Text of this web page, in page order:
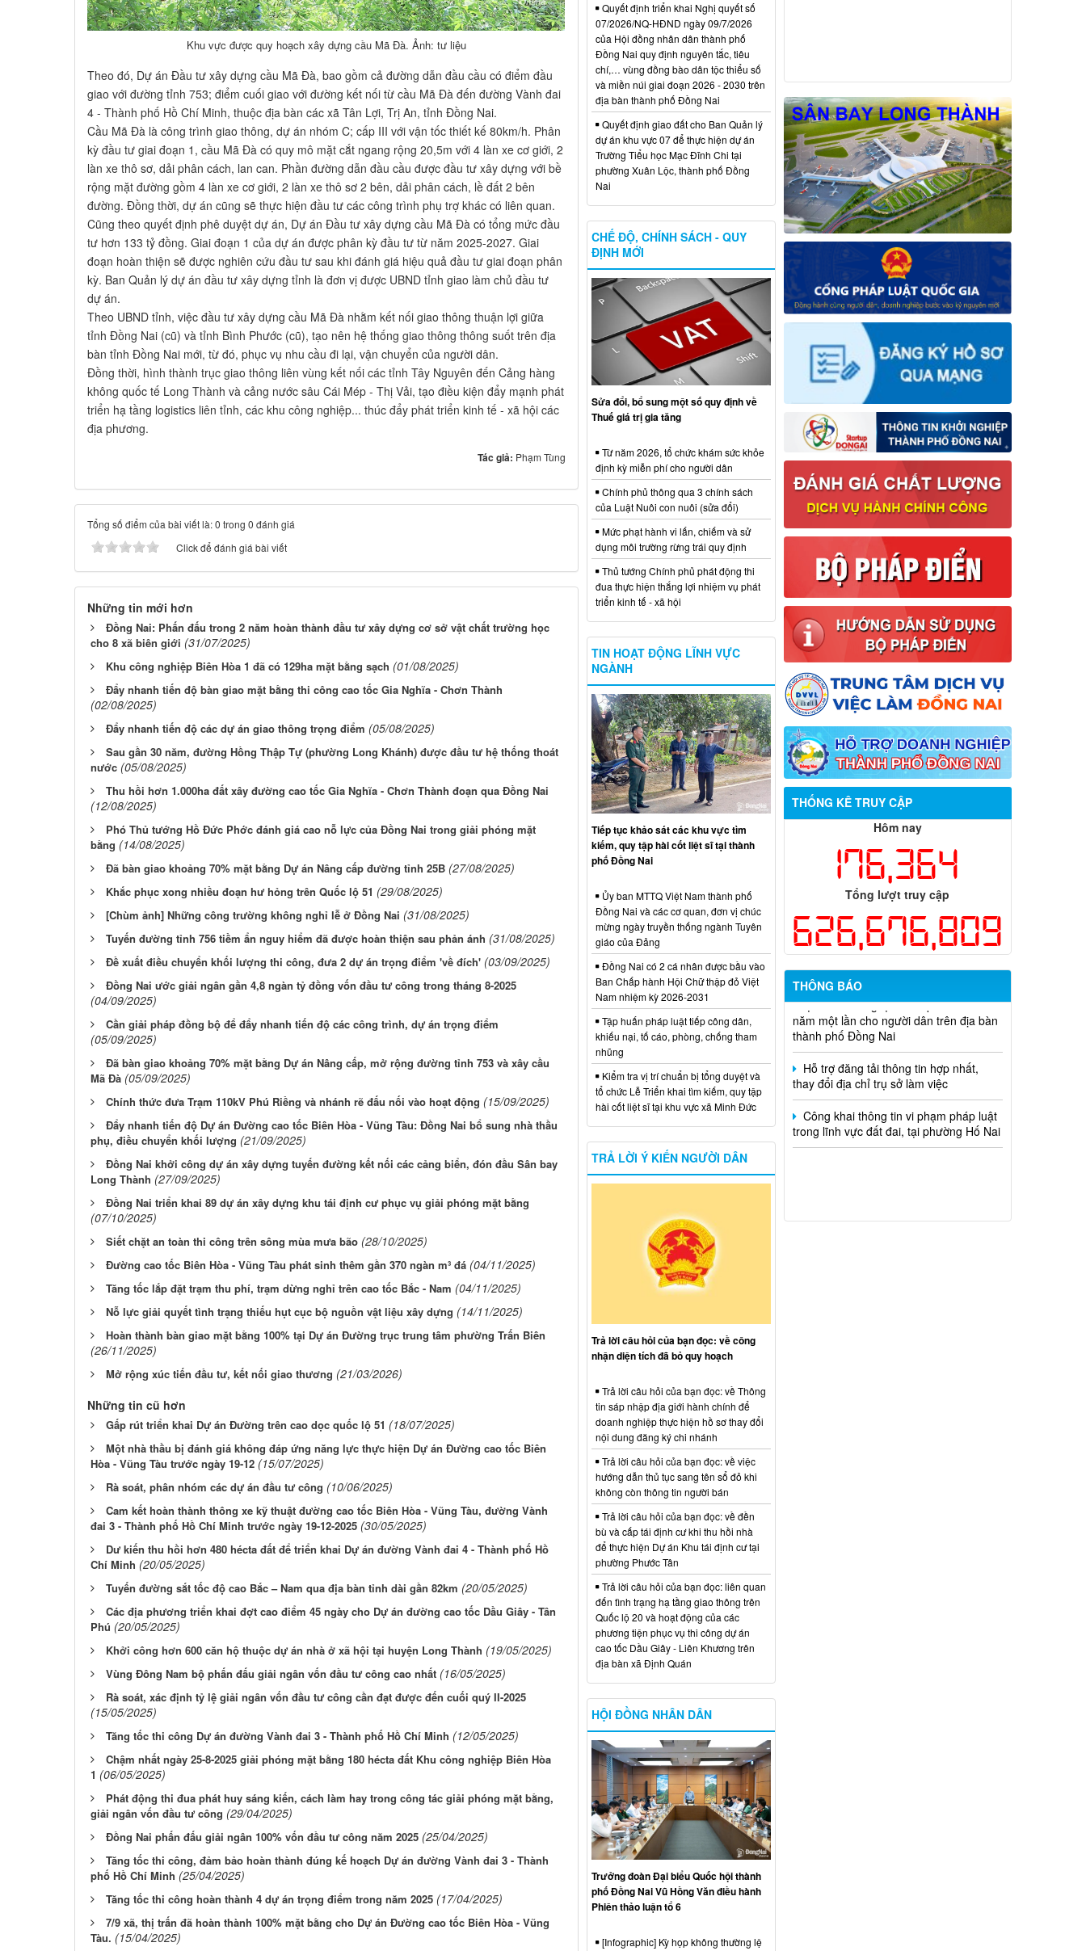
Khu vực được quy hoạch xây dựng cầu Mã Đà. Ảnh: tư liệu
Theo đó, Dự án Đầu tư xây dựng cầu Mã Đà, bao gồm cả đường dẫn đầu cầu có điểm đầu
giao với đường tỉnh 753; điểm cuối giao với đường kết nối từ cầu Mã Đà đến đường Vành đai
4 - Thành phố Hồ Chí Minh, thuộc địa bàn các xã Tân Lợi, Trị An, tỉnh Đồng Nai.
Cầu Mã Đà là công trình giao thông, dự án nhóm C; cấp III với vận tốc thiết kế 80km/h. Phân
kỳ đầu tư giai đoạn 1, cầu Mã Đà có quy mô mặt cắt ngang rộng 20,5m với 4 làn xe cơ giới, 2
làn xe thô sơ, dải phân cách, lan can. Phần đường dẫn đầu cầu được đầu tư xây dựng với bề
rộng mặt đường gồm 4 làn xe cơ giới, 2 làn xe thô sơ 2 bên, dải phân cách, lề đất 2 bên
đường. Đồng thời, dự án cũng sẽ thực hiện đầu tư các công trình phụ trợ khác có liên quan.
Cũng theo quyết định phê duyệt dự án, Dự án Đầu tư xây dựng cầu Mã Đà có tổng mức đầu
tư hơn 133 tỷ đồng. Giai đoạn 1 của dự án được phân kỳ đầu tư từ năm 2025-2027. Giai
đoạn hoàn thiện sẽ được nghiên cứu đầu tư sau khi đánh giá hiệu quả đầu tư giai đoạn phân
kỳ. Ban Quản lý dự án đầu tư xây dựng tỉnh là đơn vị được UBND tỉnh giao làm chủ đầu tư
dự án.
Theo UBND tỉnh, việc đầu tư xây dựng cầu Mã Đà nhằm kết nối giao thông thuận lợi giữa
tỉnh Đồng Nai (cũ) và tỉnh Bình Phước (cũ), tạo nên hệ thống giao thông thông suốt trên địa
bàn tỉnh Đồng Nai mới, từ đó, phục vụ nhu cầu đi lại, vận chuyển của người dân.
Đồng thời, hình thành trục giao thông liên vùng kết nối các tỉnh Tây Nguyên đến Cảng hàng
không quốc tế Long Thành và cảng nước sâu Cái Mép - Thị Vải, tạo điều kiện đẩy mạnh phát
triển hạ tầng logistics liên tỉnh, các khu công nghiệp... thúc đẩy phát triển kinh tế - xã hội các
địa phương.
Tác giả: Phạm Tùng
Tổng số điểm của bài viết là: 0 trong 0 đánh giá
Click để đánh giá bài viết
Những tin mới hơn
Đồng Nai: Phấn đấu trong 2 năm hoàn thành đầu tư xây dựng cơ sở vật chất trường học
cho 8 xã biên giới (31/07/2025)
Khu công nghiệp Biên Hòa 1 đã có 129ha mặt bằng sạch (01/08/2025)
Đẩy nhanh tiến độ bàn giao mặt bằng thi công cao tốc Gia Nghĩa - Chơn Thành
(02/08/2025)
Đẩy nhanh tiến độ các dự án giao thông trọng điểm (05/08/2025)
Sau gần 30 năm, đường Hồng Thập Tự (phường Long Khánh) được đầu tư hệ thống thoát
nước (05/08/2025)
Thu hồi hơn 1.000ha đất xây đường cao tốc Gia Nghĩa - Chơn Thành đoạn qua Đồng Nai
(12/08/2025)
Phó Thủ tướng Hồ Đức Phớc đánh giá cao nỗ lực của Đồng Nai trong giải phóng mặt
bằng (14/08/2025)
Đã bàn giao khoảng 70% mặt bằng Dự án Nâng cấp đường tỉnh 25B (27/08/2025)
Khắc phục xong nhiều đoạn hư hỏng trên Quốc lộ 51 (29/08/2025)
[Chùm ảnh] Những công trường không nghỉ lễ ở Đồng Nai (31/08/2025)
Tuyến đường tỉnh 756 tiềm ẩn nguy hiểm đã được hoàn thiện sau phản ánh (31/08/2025)
Đề xuất điều chuyển khối lượng thi công, đưa 2 dự án trọng điểm 'về đích' (03/09/2025)
Đồng Nai ước giải ngân gần 4,8 ngàn tỷ đồng vốn đầu tư công trong tháng 8-2025
(04/09/2025)
Cần giải pháp đồng bộ để đẩy nhanh tiến độ các công trình, dự án trọng điểm
(05/09/2025)
Đã bàn giao khoảng 70% mặt bằng Dự án Nâng cấp, mở rộng đường tỉnh 753 và xây cầu
Mã Đà (05/09/2025)
Chính thức đưa Trạm 110kV Phú Riềng và nhánh rẽ đấu nối vào hoạt động (15/09/2025)
Đẩy nhanh tiến độ Dự án Đường cao tốc Biên Hòa - Vũng Tàu: Đồng Nai bổ sung nhà thầu
phụ, điều chuyển khối lượng (21/09/2025)
Đồng Nai khởi công dự án xây dựng tuyến đường kết nối các cảng biển, đón đầu Sân bay
Long Thành (27/09/2025)
Đồng Nai triển khai 89 dự án xây dựng khu tái định cư phục vụ giải phóng mặt bằng
(07/10/2025)
Siết chặt an toàn thi công trên sông mùa mưa bão (28/10/2025)
Đường cao tốc Biên Hòa - Vũng Tàu phát sinh thêm gần 370 ngàn m³ đá (04/11/2025)
Tăng tốc lắp đặt trạm thu phí, trạm dừng nghỉ trên cao tốc Bắc - Nam (04/11/2025)
Nỗ lực giải quyết tình trạng thiếu hụt cục bộ nguồn vật liệu xây dựng (14/11/2025)
Hoàn thành bàn giao mặt bằng 100% tại Dự án Đường trục trung tâm phường Trấn Biên
(26/11/2025)
Mở rộng xúc tiến đầu tư, kết nối giao thương (21/03/2026)
Những tin cũ hơn
Gấp rút triển khai Dự án Đường trên cao dọc quốc lộ 51 (18/07/2025)
Một nhà thầu bị đánh giá không đáp ứng năng lực thực hiện Dự án Đường cao tốc Biên
Hòa - Vũng Tàu trước ngày 19-12 (15/07/2025)
Rà soát, phân nhóm các dự án đầu tư công (10/06/2025)
Cam kết hoàn thành thông xe kỹ thuật đường cao tốc Biên Hòa - Vũng Tàu, đường Vành
đai 3 - Thành phố Hồ Chí Minh trước ngày 19-12-2025 (30/05/2025)
Dư kiến thu hồi hơn 480 hécta đất để triển khai Dự án đường Vành đai 4 - Thành phố Hồ
Chí Minh (20/05/2025)
Tuyến đường sắt tốc độ cao Bắc – Nam qua địa bàn tỉnh dài gần 82km (20/05/2025)
Các địa phương triển khai đợt cao điểm 45 ngày cho Dự án đường cao tốc Dầu Giây - Tân
Phú (20/05/2025)
Khởi công hơn 600 căn hộ thuộc dự án nhà ở xã hội tại huyện Long Thành (19/05/2025)
Vùng Đông Nam bộ phấn đấu giải ngân vốn đầu tư công cao nhất (16/05/2025)
Rà soát, xác định tỷ lệ giải ngân vốn đầu tư công cần đạt được đến cuối quý II-2025
(15/05/2025)
Tăng tốc thi công Dự án đường Vành đai 3 - Thành phố Hồ Chí Minh (12/05/2025)
Chậm nhất ngày 25-8-2025 giải phóng mặt bằng 180 hécta đất Khu công nghiệp Biên Hòa
1 (06/05/2025)
Phát động thi đua phát huy sáng kiến, cách làm hay trong công tác giải phóng mặt bằng,
giải ngân vốn đầu tư công (29/04/2025)
Đồng Nai phấn đấu giải ngân 100% vốn đầu tư công năm 2025 (25/04/2025)
Tăng tốc thi công, đảm bảo hoàn thành đúng kế hoạch Dự án đường Vành đai 3 - Thành
phố Hồ Chí Minh (25/04/2025)
Tăng tốc thi công hoàn thành 4 dự án trọng điểm trong năm 2025 (17/04/2025)
7/9 xã, thị trấn đã hoàn thành 100% mặt bằng cho Dự án Đường cao tốc Biên Hòa - Vũng
Tàu. (15/04/2025)
THỐNG KÊ TRUY CẬP
Hôm nay
176,364
Tổng lượt truy cập
626,676,809
THÔNG BÁO
Thông báo về việc tuyển dụng viên
chức năm 2026
Thông báo tuyển chọn tổ chức và cá
nhân chủ trì thực hiện nhiệm vụ khoa
học và công nghệ cấp thành phố sử
dụng ngân sách nhà nước đặt hàng thực
hiện năm 2026 (đợt 1) lần 3
Kế hoạch Thông tin, tuyên truyền triển
khai Kế hoạch Khám sức khỏe định kỳ
hoặc khám sàng lọc miễn phí ít nhất mỗi
năm một lần cho người dân trên địa bàn
thành phố Đồng Nai
Hỗ trợ đăng tải thông tin hợp nhất,
thay đổi địa chỉ trụ sở làm việc
Công khai thông tin vi phạm pháp luật
trong lĩnh vực đất đai, tại phường Hố Nai
Quyết định triển khai Nghị quyết số
07/2026/NQ-HĐND ngày 09/7/2026
của Hội đồng nhân dân thành phố
Đồng Nai quy định nguyên tắc, tiêu
chí,… vùng đồng bào dân tộc thiểu số
và miền núi giai đoạn 2026 - 2030 trên
địa bàn thành phố Đồng Nai
Quyết định giao đất cho Ban Quản lý
dự án khu vực 07 để thực hiện dự án
Trường Tiểu học Mạc Đĩnh Chi tại
phường Xuân Lộc, thành phố Đồng
Nai
CHẾ ĐỘ, CHÍNH SÁCH - QUY
ĐỊNH MỚI
Sửa đổi, bổ sung một số quy định về
Thuế giá trị gia tăng
Từ năm 2026, tổ chức khám sức khỏe
định kỳ miễn phí cho người dân
Chính phủ thông qua 3 chính sách
của Luật Nuôi con nuôi (sửa đổi)
Mức phạt hành vi lấn, chiếm và sử
dụng môi trường rừng trái quy định
Thủ tướng Chính phủ phát động thi
đua thực hiện thắng lợi nhiệm vụ phát
triển kinh tế - xã hội
TIN HOẠT ĐỘNG LĨNH VỰC
NGÀNH
Tiếp tục khảo sát các khu vực tìm
kiếm, quy tập hài cốt liệt sĩ tại thành
phố Đồng Nai
Ủy ban MTTQ Việt Nam thành phố
Đồng Nai và các cơ quan, đơn vị chúc
mừng ngày truyền thống ngành Tuyên
giáo của Đảng
Đồng Nai có 2 cá nhân được bầu vào
Ban Chấp hành Hội Chữ thập đỏ Việt
Nam nhiệm kỳ 2026-2031
Tập huấn pháp luật tiếp công dân,
khiếu nại, tố cáo, phòng, chống tham
nhũng
Kiểm tra vị trí chuẩn bị tổng duyệt và
tổ chức Lễ Triển khai tìm kiếm, quy tập
hài cốt liệt sĩ tại khu vực xã Minh Đức
TRẢ LỜI Ý KIẾN NGƯỜI DÂN
Trả lời câu hỏi của bạn đọc: về công
nhận diện tích đã bỏ quy hoạch
Trả lời câu hỏi của bạn đọc: về Thông
tin sáp nhập địa giới hành chính để
doanh nghiệp thực hiện hồ sơ thay đổi
nội dung đăng ký chi nhánh
Trả lời câu hỏi của bạn đọc: về việc
hướng dẫn thủ tục sang tên sổ đỏ khi
không còn thông tin người bán
Trả lời câu hỏi của bạn đọc: về đền
bù và cấp tái định cư khi thu hồi nhà
để thực hiện Dự án Khu tái định cư tại
phường Phước Tân
Trả lời câu hỏi của bạn đọc: liên quan
đến tình trạng hạ tầng giao thông trên
Quốc lộ 20 và hoạt động của các
phương tiện phục vụ thi công dự án
cao tốc Dầu Giây - Liên Khương trên
địa bàn xã Định Quán
HỘI ĐỒNG NHÂN DÂN
Trưởng đoàn Đại biểu Quốc hội thành
phố Đồng Nai Vũ Hồng Văn điều hành
Phiên thảo luận tổ 6
[Infographic] Kỳ họp không thường lệ